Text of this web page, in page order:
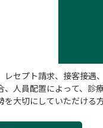
セプト請求、接客接遇
人員配置によって、診
大切にしていただける